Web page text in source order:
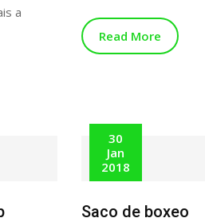
a
Read More
30
Jan
2018
Saco de boxeo